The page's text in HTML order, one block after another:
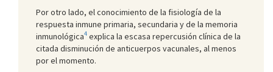
Por otro lado, el conocimiento de la fisiología de la
respuesta inmune primaria, secundaria y de la memoria
inmunológica4 explica la escasa repercusión clínica de la
citada disminución de anticuerpos vacunales, al menos
por el momento.